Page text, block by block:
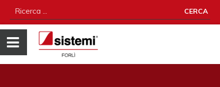
CERCA